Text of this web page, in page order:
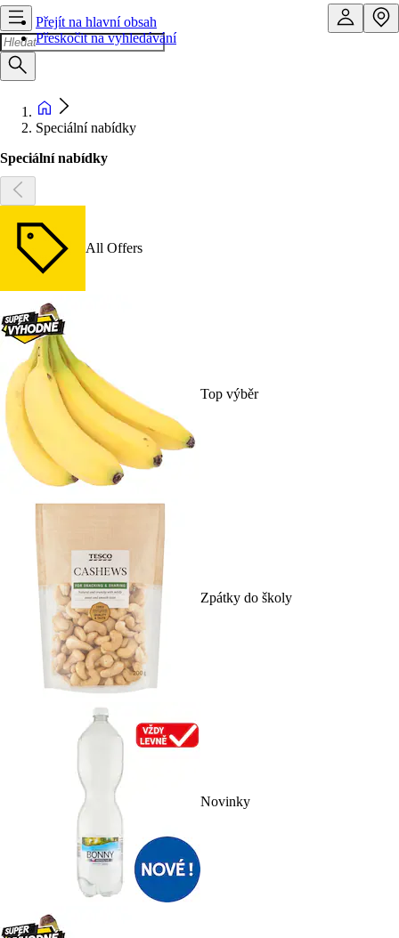
Přejít na hlavní obsah
Přeskočit na vyhledávání
Speciální nabídky
Speciální nabídky
All Offers
Top výběr
Zpátky do školy
Novinky